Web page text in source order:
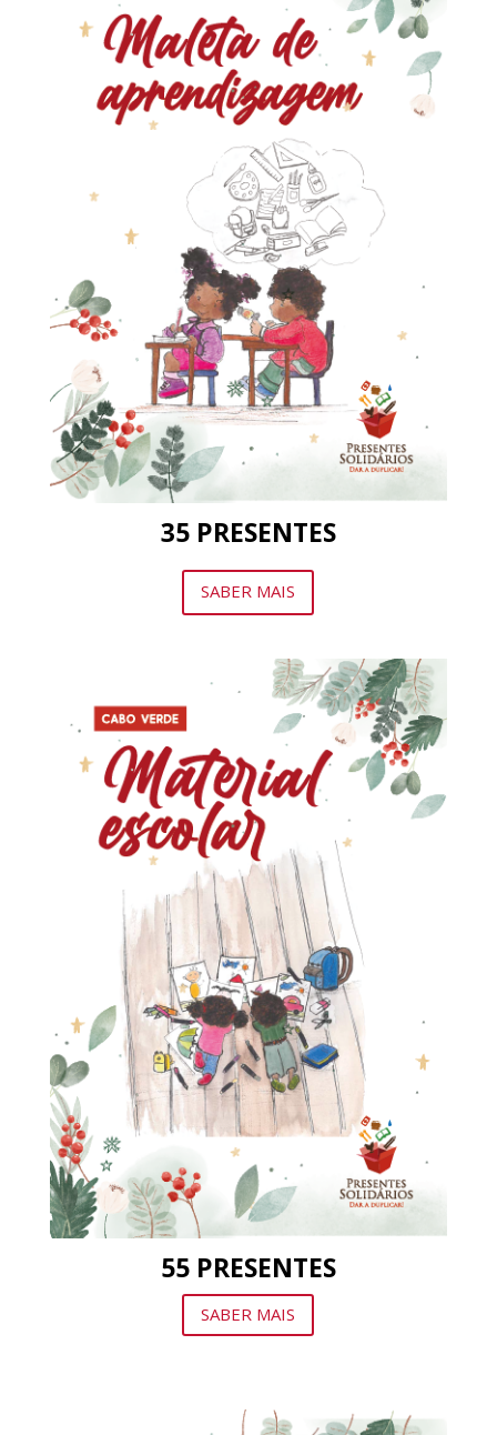
35 PRESENTES
SABER MAIS
55 PRESENTES
SABER MAIS